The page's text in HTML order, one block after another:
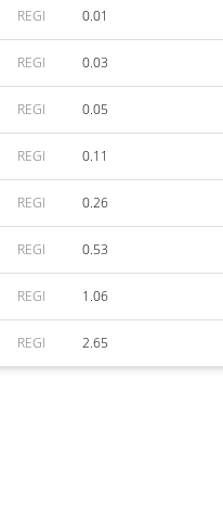
REGI 0.01
REGI 0.03
REGI 0.05
REGI 0.11
REGI 0.26
REGI 0.53
REGI 1.06
REGI 2.65